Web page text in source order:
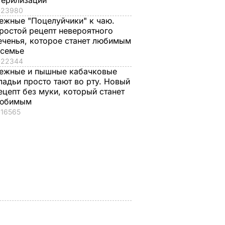
что
"Ничего навязывать
не буду". Драпатый
23980
"Поцелуйчики" к чаю.
рецепт невероятного
которое станет любимым
22344
и пышные кабачковые
просто тают во рту. Новый
без муки, который станет
16565